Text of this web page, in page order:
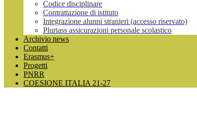
Codice disciplinare
Contrattazione di istituto
Integrazione alunni stranieri (accesso riservato)
Pluriass assicurazioni personale scolastico
Archivio news
Contatti
Erasmus+
Progetti
PNRR
COESIONE ITALIA 21-27